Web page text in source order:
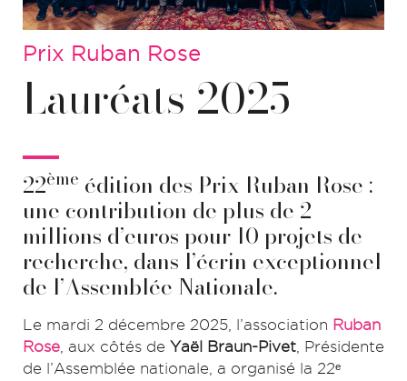
Prix Ruban Rose
Lauréats 2025
22ème édition des Prix Ruban Rose :
une contribution de plus de 2
millions d’euros pour 10 projets de
recherche, dans l’écrin exceptionnel
de l’Assemblée Nationale.
Le mardi 2 décembre 2025, l’association Ruban
Rose , aux côtés de Yaël Braun-Pivet , Présidente
de l’Assemblée nationale, a organisé la 22ᵉ